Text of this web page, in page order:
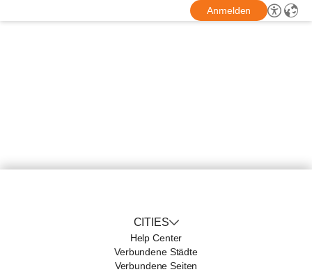
Anmelden
CITIES
Help Center
Verbundene Städte
Verbundene Seiten